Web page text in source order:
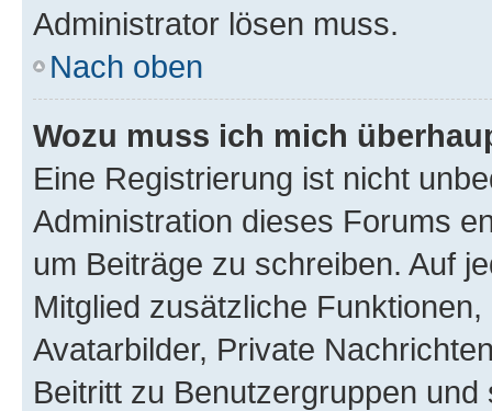
Administrator lösen muss.
Nach oben
Wozu muss ich mich
Eine Registrierung ist nicht
Administration dieses Forums
um Beiträge zu schreiben. Auf
Mitglied zusätzliche
Avatarbilder, Private
Beitritt zu Benutzergruppen